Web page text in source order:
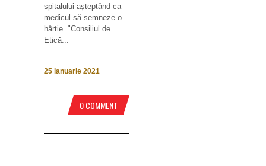
spitalului așteptând ca
medicul să semneze o
hârtie. "Consiliul de
Etică...
25 ianuarie 2021
0 COMMENT